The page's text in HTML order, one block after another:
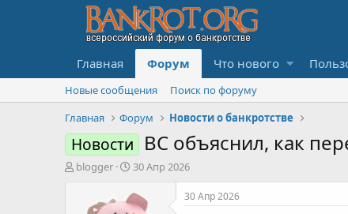
Главная Форум Что нового
Новые сообщения
Поиск по форуму
Главная
Форум Новости о банкротстве
Новости ВС объяснил, как
А
blogger
Д
т
а
30 Апр 2026
30 Апр 2026